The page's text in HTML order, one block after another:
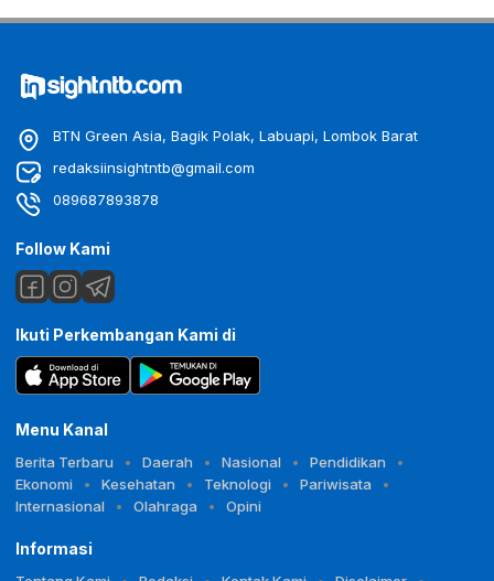
BTN Green Asia, Bagik Polak, Labuapi, Lombok Barat
redaksiinsightntb@gmail.com
089687893878
Follow Kami
Ikuti Perkembangan Kami di
Menu Kanal
Berita Terbaru Daerah Nasional
Pendidikan
Ekonomi
Kesehatan Teknologi
Pariwisata
Internasional
Olahraga Opini
Informasi